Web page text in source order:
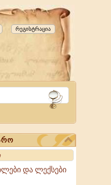
რეგისტრაცია
და ლექსები